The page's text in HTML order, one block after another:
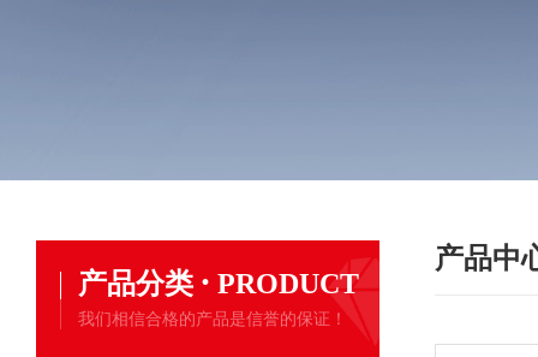
产品分类 · PRODUCT
我们相信合格的产品是信誉的保证！
产品中